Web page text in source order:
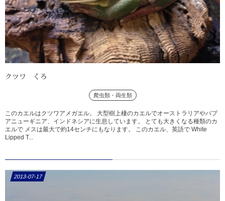
クツワ くろ
爬虫類・両生類
このカエルはクツワアメガエル。 大型樹上棲のカエルでオーストラリアやパプ
アニューギニア、インドネシアに生息しています。 とても大きくなる種類のカ
エルで メスは最大で約14センチにもなります。 このカエル、英語で White
Lipped T...
2013-07-17